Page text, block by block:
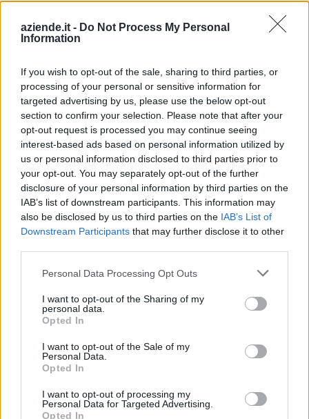
aziende.it - Do Not Process My Personal
Information
If you wish to opt-out of the sale, sharing to third parties, or
processing of your personal or sensitive information for
targeted advertising by us, please use the below opt-out
section to confirm your selection. Please note that after your
opt-out request is processed you may continue seeing
interest-based ads based on personal information utilized by
us or personal information disclosed to third parties prior to
your opt-out. You may separately opt-out of the further
disclosure of your personal information by third parties on the
IAB’s list of downstream participants. This information may
also be disclosed by us to third parties on the IAB’s List of
Downstream Participants that may further disclose it to other
Personal Data Processing Opt Outs
I want to opt-out of the Sharing of my
personal data.
Opted In
I want to opt-out of the Sale of my
Personal Data.
Opted In
I want to opt-out of processing my
Personal Data for Targeted Advertising.
Opted In
(Open Data, licenza CC BY 4.0). Ogni progetto e'
verificabile sul portale OpenCoesione. Dati aggiornati al 2026-08-09.
Aiuti di Stato e contributi pubblici
Bericah S.p.a. risulta beneficiaria di 43 aiuti o contributi
pubblici per un totale di 4.920.783 euro (2020–2026).
2026-06-09
Relazione Previsionale e Programmatica 2025
Camera di Commercio, Industria, Artigianato e
Agricoltura di Vicenza
244 euro
Relazione Previsionale e Programmatica 2025
Agricoltura di Vicenza
529 euro
2026-02-19
Relazione Previsionale e Programmatica 2024
Camera di Commercio, Industria, Artigianato e
Agricoltura di Vicenza
351 euro